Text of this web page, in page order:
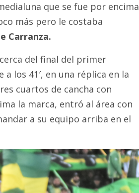
que se fue por encima
más pero le costaba
Carranza.
del final del primer
los 41′, en una réplica en la
cuartos de cancha con
la marca, entró al área con
a su equipo arriba en el